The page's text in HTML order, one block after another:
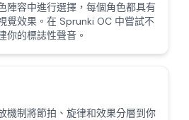
陣容中進行選擇，每個角色都具有
覺效果。在 Sprunki OC 中嘗試不
你的標誌性聲音。
機制將節拍、旋律和效果分層到你